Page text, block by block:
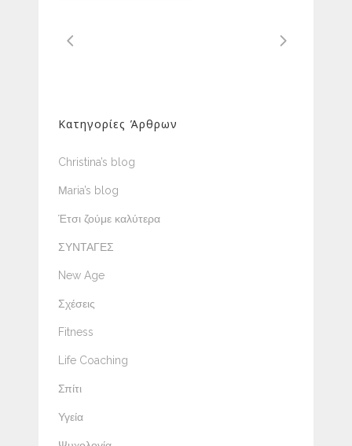
Κατηγορίες Άρθρων
Christina’s blog
Μaria’s blog
Έτσι ζούμε καλύτερα
ΣΥΝΤΑΓΕΣ
New Age
Σχέσεις
Fitness
Life Coaching
Σπίτι
Υγεία